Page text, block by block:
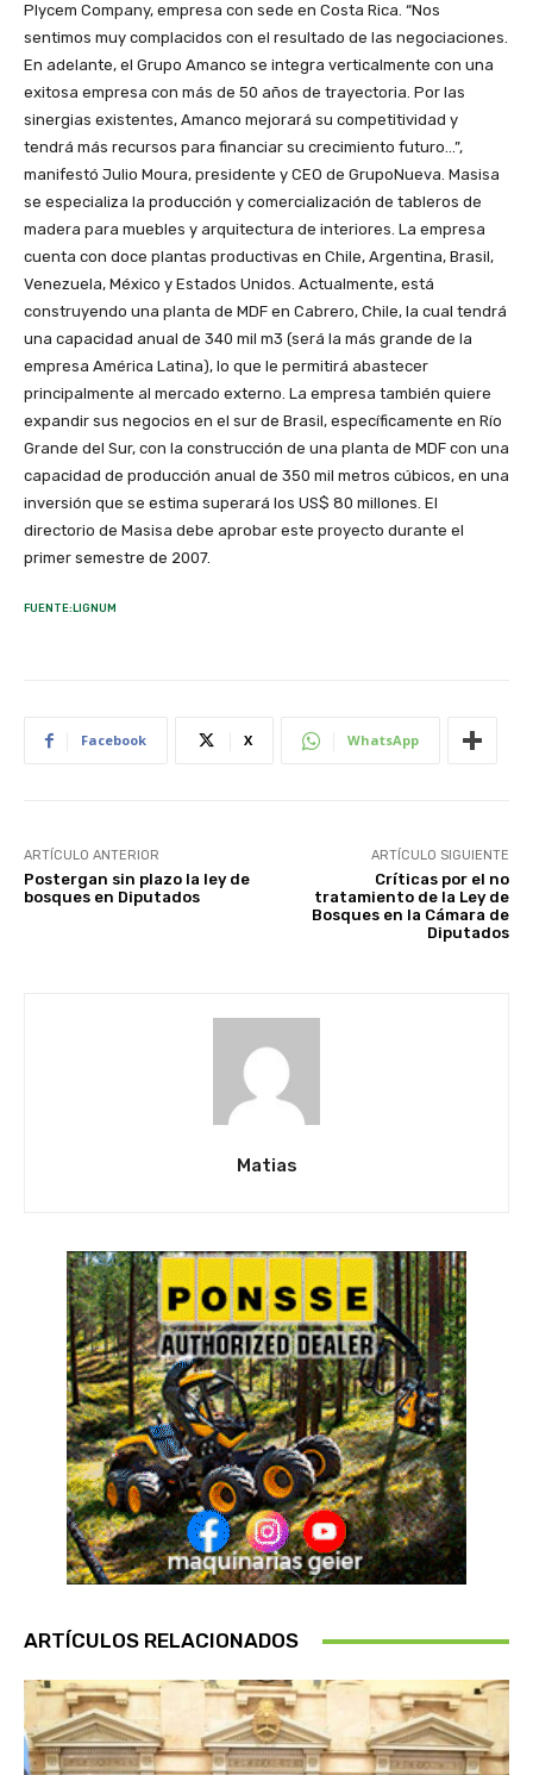
Plycem Company, empresa con sede en Costa Rica. “Nos
sentimos muy complacidos con el resultado de las negociaciones.
En adelante, el Grupo Amanco se integra verticalmente con una
exitosa empresa con más de 50 años de trayectoria. Por las
sinergias existentes, Amanco mejorará su competitividad y
tendrá más recursos para financiar su crecimiento futuro…”,
manifestó Julio Moura, presidente y CEO de GrupoNueva. Masisa
se especializa la producción y comercialización de tableros de
madera para muebles y arquitectura de interiores. La empresa
cuenta con doce plantas productivas en Chile, Argentina, Brasil,
Venezuela, México y Estados Unidos. Actualmente, está
construyendo una planta de MDF en Cabrero, Chile, la cual tendrá
una capacidad anual de 340 mil m3 (será la más grande de la
empresa América Latina), lo que le permitirá abastecer
principalmente al mercado externo. La empresa también quiere
expandir sus negocios en el sur de Brasil, específicamente en Río
Grande del Sur, con la construcción de una planta de MDF con una
capacidad de producción anual de 350 mil metros cúbicos, en una
inversión que se estima superará los US$ 80 millones. El
directorio de Masisa debe aprobar este proyecto durante el
primer semestre de 2007.
FUENTE:LIGNUM
Facebook X WhatsApp
ARTÍCULO ANTERIOR
Postergan sin plazo la ley de
bosques en Diputados
ARTÍCULO SIGUIENTE
Críticas por el no
tratamiento de la Ley de
Bosques en la Cámara de
Diputados
Matias
ARTÍCULOS RELACIONADOS